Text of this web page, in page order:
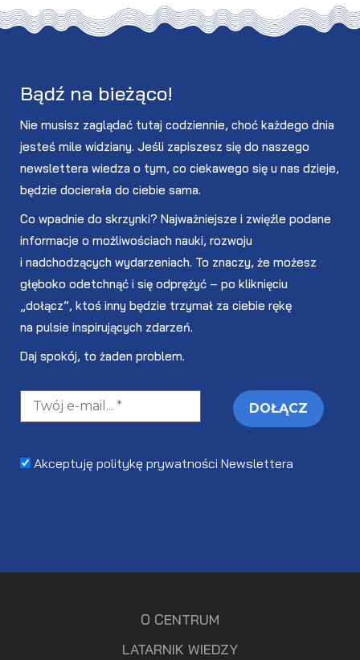
Bądź na bieżąco!
Nie musisz zaglądać tutaj codziennie, choć każdego dnia
jesteś mile widziany. Jeśli zapiszesz się do naszego
newslettera wiedza o tym, co ciekawego się u nas dzieje,
będzie docierała do ciebie sama.
Co wpadnie do skrzynki? Najważniejsze i zwięźle podane
informacje o możliwościach nauki, rozwoju
i nadchodzących wydarzeniach. To znaczy, że możesz
głęboko odetchnąć i się odprężyć – po kliknięciu
„dołącz”, ktoś inny będzie trzymał za ciebie rękę
na pulsie inspirujących zdarzeń.
Daj spokój, to żaden problem.
Akceptuję politykę prywatności Newslettera
O CENTRUM
LATARNIK WIEDZY